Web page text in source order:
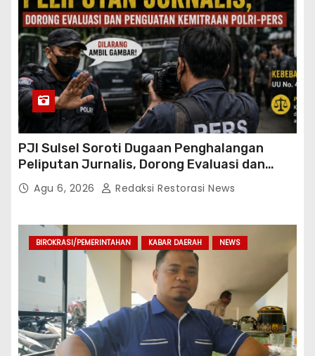
PJI Sulsel Soroti Dugaan Penghalangan
Peliputan Jurnalis, Dorong Evaluasi dan
Penguatan Kemitraan Polri-Pers
Agu 6, 2026 Redaksi Restorasi News
BIROKRASI/PEMERINTAHAN KABAR DAERAH NEWS